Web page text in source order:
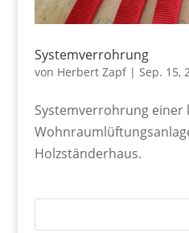
Systemverrohrung
von Herbert Zapf| Sep. 15,
Systemverrohrung
Holzständerhaus.